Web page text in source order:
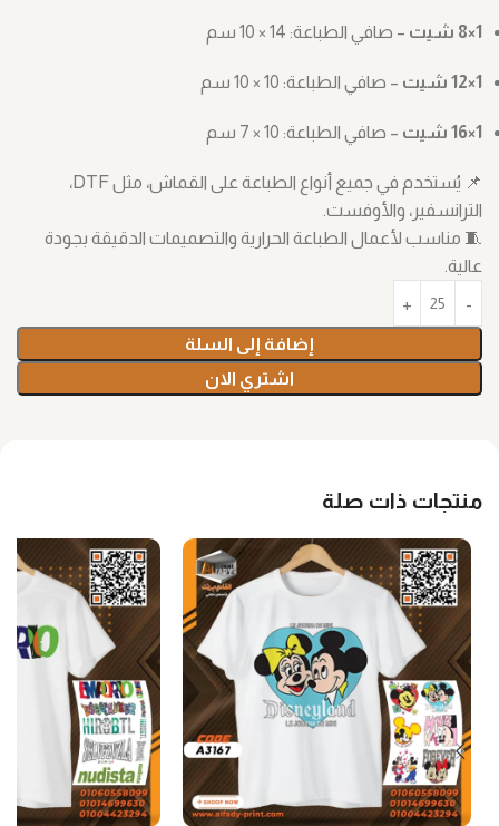
1×8 شيت – صافي الطباعة: ‎10 × 14 سم
1×12 شيت – صافي الطباعة: ‎10 × 10 سم
1×16 شيت – صافي الطباعة: ‎7 × 10 سم
📌 يُستخدم في جميع أنواع الطباعة على القماش، مثل DTF،
الترانسفير، والأوفست.
🧵 مناسب لأعمال الطباعة الحرارية والتصميمات الدقيقة بجودة
عالية.
إضافة إلى السلة
اشتري الان
منتجات ذات صلة